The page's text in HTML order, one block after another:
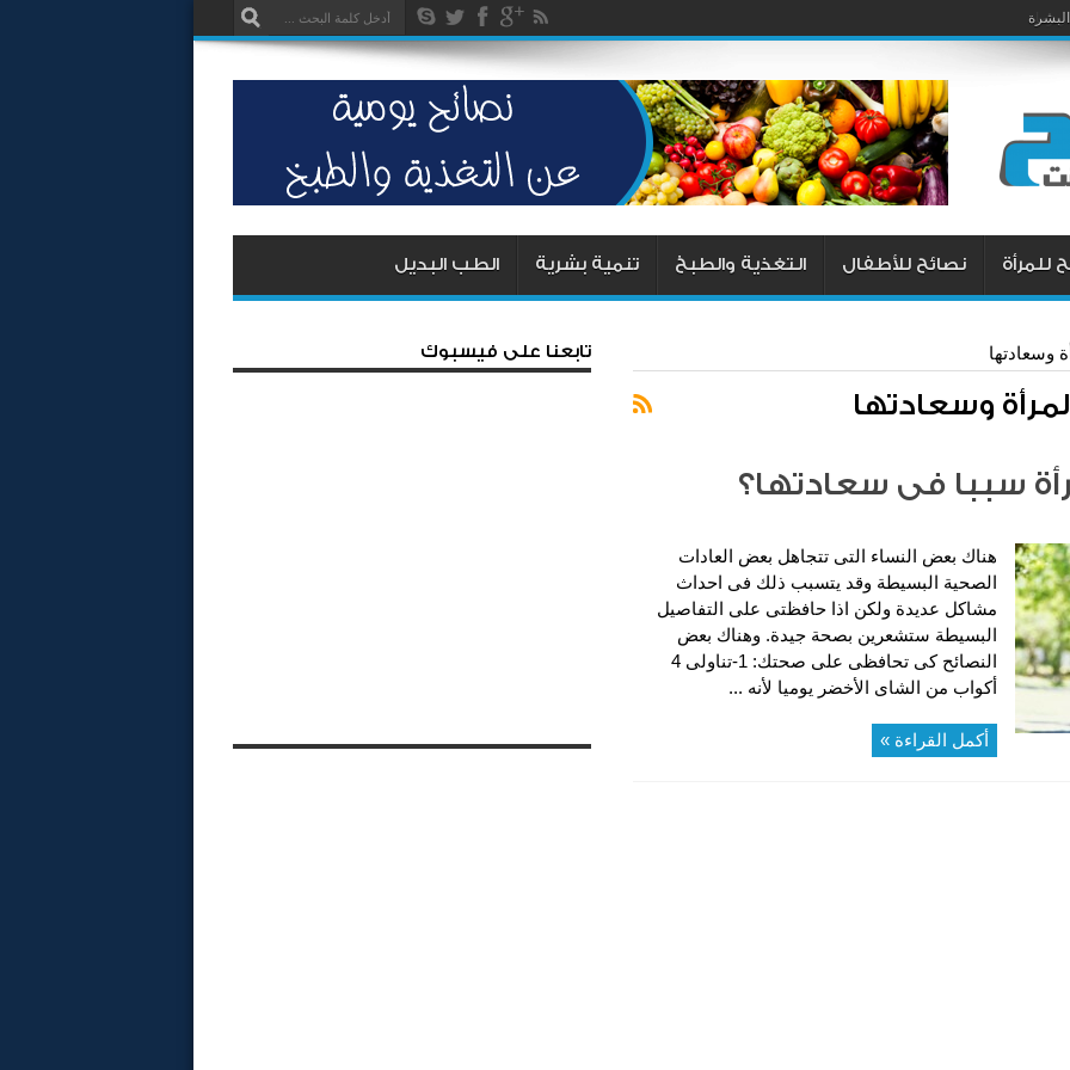
للمرأة نصائح للأطفال التغذية والطبخ تنمية بشرية الطب البديل
وسعادتها
وسعادتها
سببا فى سعادتها؟
هناك بعض النساء التى تتجاهل بعض العادات
الصحية البسيطة وقد يتسبب ذلك فى احداث
مشاكل عديدة ولكن اذا حافظتى على التفاصيل
البسيطة ستشعرين بصحة جيدة. وهناك بعض
النصائح كى تحافظى على صحتك: 1-تناولى 4
أكواب من الشاى الأخضر يوميا لأنه ...
أكمل القراءة »
تابعنا على فيسبوك